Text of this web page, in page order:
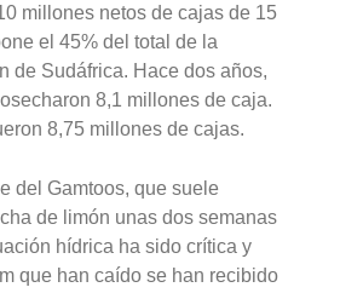
millones netos de cajas de 15
el 45% del total de la
de Sudáfrica. Hace dos años,
8,1 millones de caja.
8,75 millones de cajas.
del Gamtoos, que suele
de limón unas dos semanas
hídrica ha sido crítica y
que han caído se han recibido